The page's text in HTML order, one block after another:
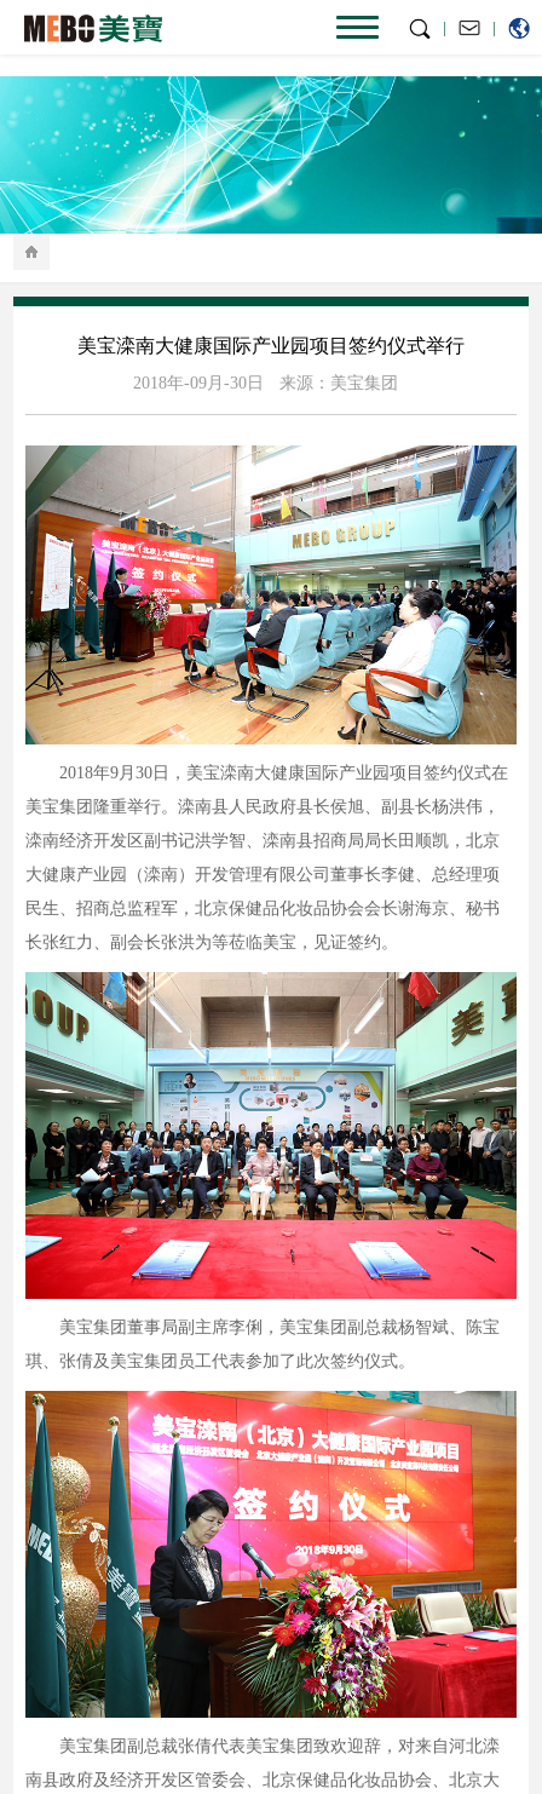
|
|
美宝滦南大健康国际产业园项目签约仪式举行
2018年-09月-30日 来源：美宝集团
2018年9月30日，美宝滦南大健康国际产业园项目签约仪式在
美宝集团隆重举行。滦南县人民政府县长侯旭、副县长杨洪伟，
滦南经济开发区副书记洪学智、滦南县招商局局长田顺凯，北京
大健康产业园（滦南）开发管理有限公司董事长李健、总经理项
民生、招商总监程军，北京保健品化妆品协会会长谢海京、秘书
长张红力、副会长张洪为等莅临美宝，见证签约。
美宝集团董事局副主席李俐，美宝集团副总裁杨智斌、陈宝
琪、张倩及美宝集团员工代表参加了此次签约仪式。
美宝集团副总裁张倩代表美宝集团致欢迎辞，对来自河北滦
南县政府及经济开发区管委会、北京保健品化妆品协会、北京大